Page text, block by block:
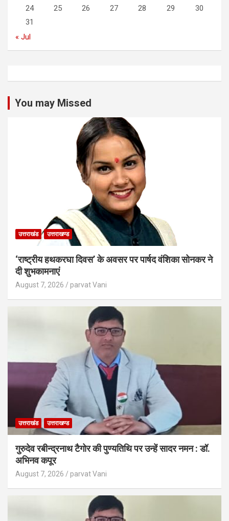
24
25 26 27 28 29
30
31
« Jul
You may Missed
उत्तराखंड उत्तराखण्ड
‘राष्ट्रीय हथकरघा दिवस’ के अवसर पर पार्षद वंशिका सोनकर ने
दी शुभकामनाएं
August 7, 2026 parvat Vani
उत्तराखंड उत्तराखण्ड
गुरुदेव रबीन्द्रनाथ टैगोर की पुण्यतिथि पर उन्हें सादर नमन : डॉ.
अभिनव कपूर
August 7, 2026 parvat Vani